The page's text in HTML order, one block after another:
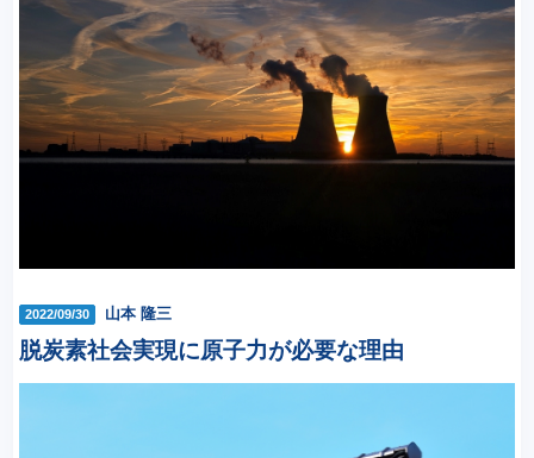
2022/09/30 山本 隆三
脱炭素社会実現に原子力が必要な理由